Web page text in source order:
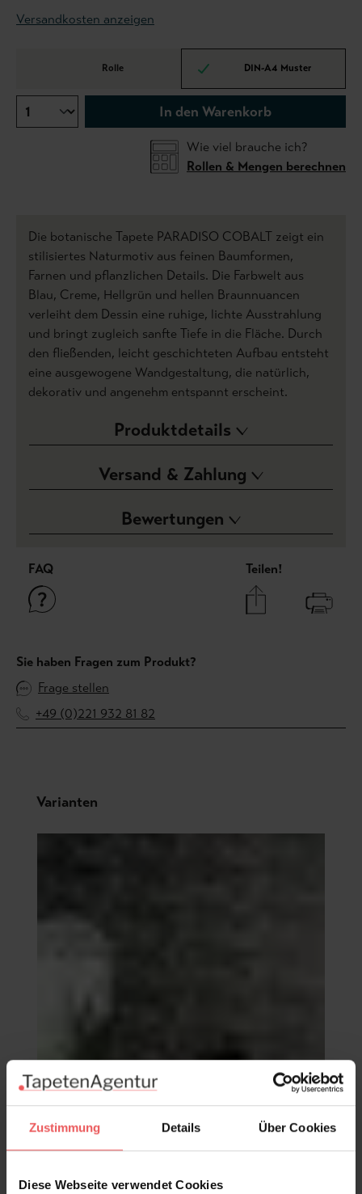
Zustimmung Details Über Cookies
Diese Webseite verwendet Cookies
Versandkosten anzeigen
Rolle DIN-A4 Muster
In den Warenkorb
Wie viel brauche ich?
Rollen & Mengen berechnen
Die botanische Tapete PARADISO COBALT zeigt ein
stilisiertes Naturmotiv aus feinen Baumformen,
Farnen und pflanzlichen Details. Die Farbwelt aus
Blau, Creme, Hellgrün und hellen Braunnuancen
verleiht dem Dessin eine ruhige, lichte Ausstrahlung
und bringt zugleich sanfte Tiefe in die Fläche. Durch
den fließenden, leicht geschichteten Aufbau entsteht
eine ausgewogene Wandgestaltung, die natürlich,
dekorativ und angenehm entspannt erscheint.
Produktdetails
Versand & Zahlung
Bewertungen
FAQ Teilen!
Sie haben Fragen zum Produkt?
Frage stellen
+49 (0)221 932 81 82
Produktgalerie überspringen
Varianten